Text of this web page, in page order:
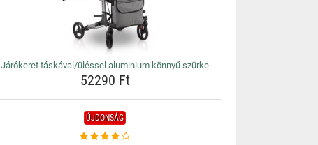
Járókeret táskával/üléssel aluminium könnyű szürke
52290 Ft
ÚJDONSÁG